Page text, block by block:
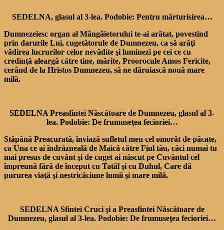
SEDELNA, glasul al 3-lea. Podobie: Pentru mărturisirea…
Dumnezeiesc organ al Mângâietorului te-ai arătat, povestind
prin darurile Lui, cugetătorule de Dumnezeu, ca să arăţi
vădirea lucrurilor celor nevădite şi luminezi pe cei ce cu
credinţă aleargă către tine, mărite, Proorocule Amos Fericite,
cerând de la Hristos Dumnezeu, să ne dăruiască nouă mare
milă.
SEDELNA Preasfintei Născătoare de Dumnezeu, glasul al 3-
lea. Podobie: De frumuseţea fecioriei…
Stăpână Preacurată, înviază sufletul meu cel omorât de păcate,
ca Una ce ai îndrăzneală de Maică către Fiul tău, căci numai tu
mai presus de cuvânt şi de cuget ai născut pe Cuvântul cel
împreună fără de început cu Tatăl şi cu Duhul, Care dă
pururea viaţă şi nestricăciune lumii şi mare milă.
SEDELNA Sfintei Cruci şi a Preasfintei Născătoare de
Dumnezeu, glasul al 3-lea. Podobie: De frumuseţea fecioriei…